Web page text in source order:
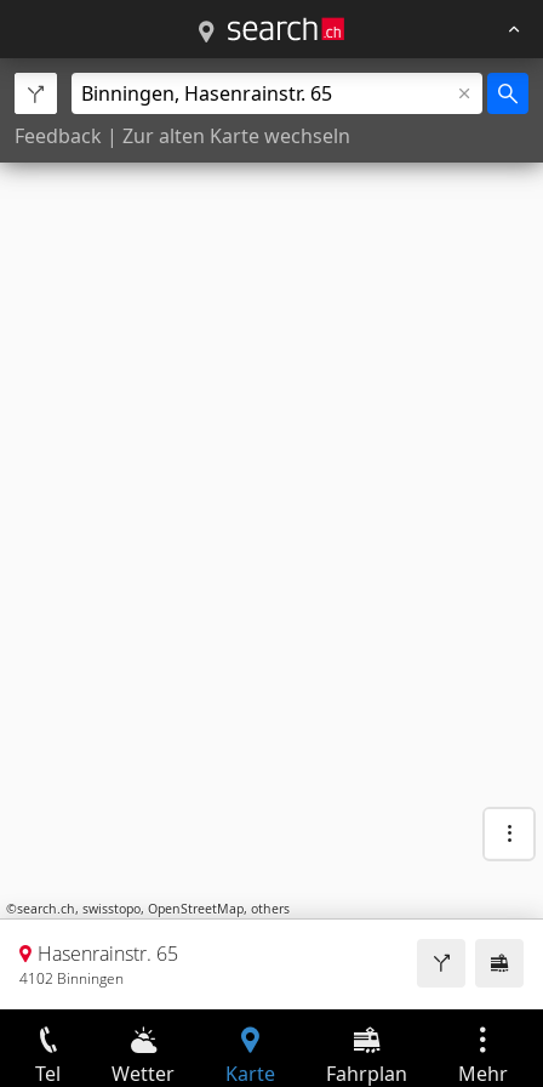
Feedback | Zur alten Karte wechseln
©search.ch, swisstopo, OpenStreetMap, others
Hasenrainstr. 65
4102 Binningen
Tel Wetter Karte Fahrplan Mehr